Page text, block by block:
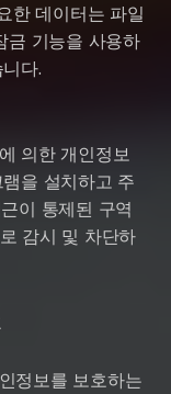
한 데이터는 파일
금 기능을 사용하
다.
의한 개인정보
을 설치하고 주
이 통제된 구역
감시 및 차단하
정보를 보호하는